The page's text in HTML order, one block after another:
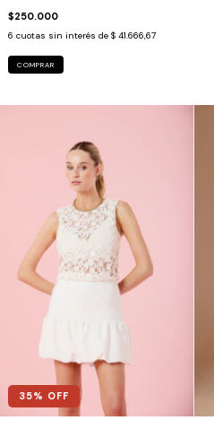
$250.000
6 cuotas sin interés de $ 41.666,67
COMPRAR
35% OFF